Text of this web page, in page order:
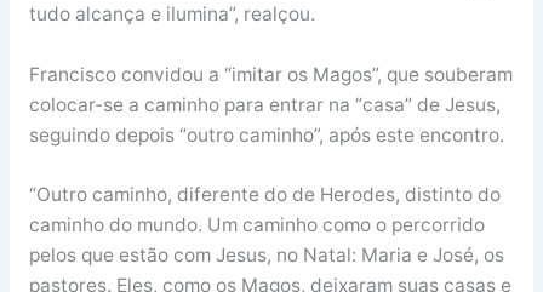
tudo alcança e ilumina”, realçou.
Francisco convidou a “imitar os Magos”, que souberam
colocar-se a caminho para entrar na “casa” de Jesus,
seguindo depois “outro caminho”, após este encontro.
“Outro caminho, diferente do de Herodes, distinto do
caminho do mundo. Um caminho como o percorrido
pelos que estão com Jesus, no Natal: Maria e José, os
pastores. Eles, como os Magos, deixaram suas casas e